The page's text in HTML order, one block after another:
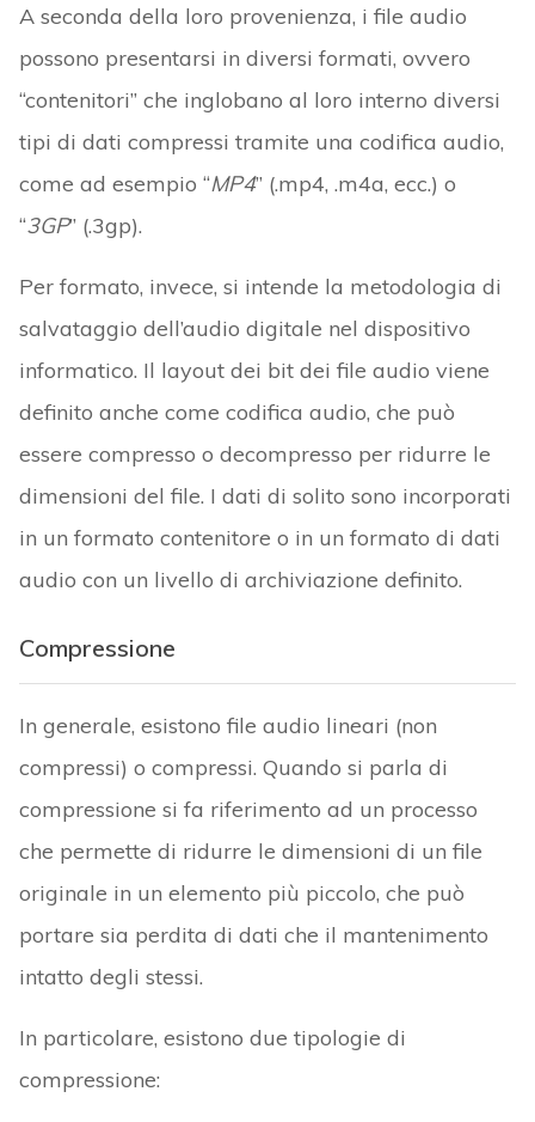
A seconda della loro provenienza, i file audio
possono presentarsi in diversi formati, ovvero
“contenitori” che inglobano al loro interno diversi
tipi di dati compressi tramite una codifica audio,
come ad esempio “MP4” (.mp4, .m4a, ecc.) o
“3GP” (.3gp).
Per formato, invece, si intende la metodologia di
salvataggio dell’audio digitale nel dispositivo
informatico. Il layout dei bit dei file audio viene
definito anche come codifica audio, che può
essere compresso o decompresso per ridurre le
dimensioni del file. I dati di solito sono incorporati
in un formato contenitore o in un formato di dati
audio con un livello di archiviazione definito.
Compressione
In generale, esistono file audio lineari (non
compressi) o compressi. Quando si parla di
compressione si fa riferimento ad un processo
che permette di ridurre le dimensioni di un file
originale in un elemento più piccolo, che può
portare sia perdita di dati che il mantenimento
intatto degli stessi.
In particolare, esistono due tipologie di
compressione: